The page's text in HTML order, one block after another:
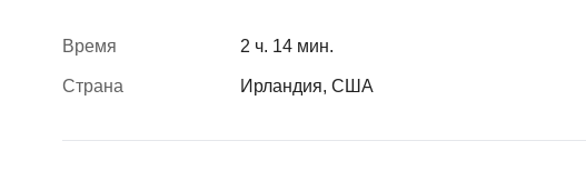
Время 2 ч. 14 мин.
Страна Ирландия, США